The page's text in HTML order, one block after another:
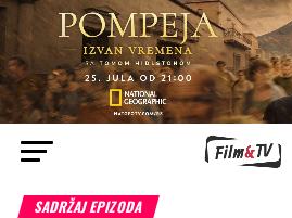
SADRŽAJ EPIZODA